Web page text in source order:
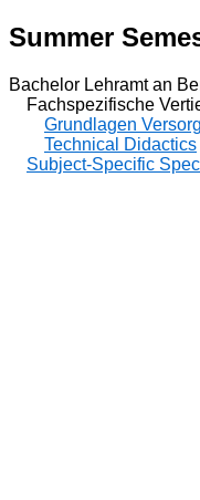
Summer
Bachelor Lehramt an
Fachspezifische
Grundlagen
Technical Didactics
Subject-Specific